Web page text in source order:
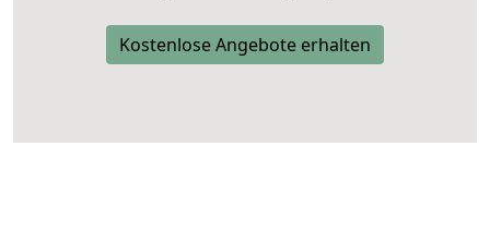
Kostenlose Angebote erhalten